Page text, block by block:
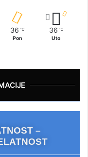
36 ℃
Pon
36 ℃
Uto
–